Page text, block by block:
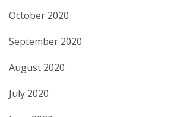
October 2020
September 2020
August 2020
July 2020